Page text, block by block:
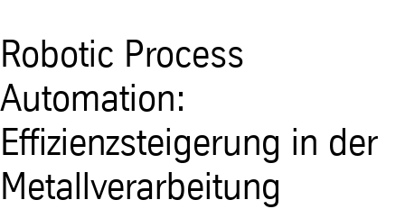
Robotic Process
Automation:
Effizienzsteigerung in der
Metallverarbeitung